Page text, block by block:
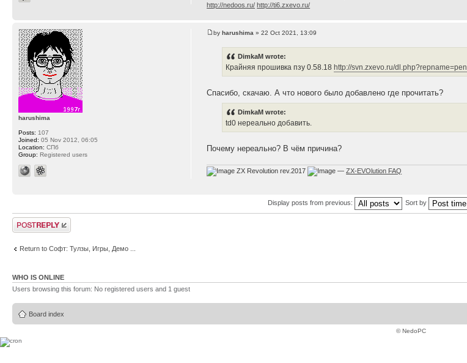
http://nedoos.ru/ http://ti6.zxevo.ru/
byharushima » 22 Oct 2021, 13:09
DimkaM wrote:
Крайняя прошивка пзу 0.58.18 http://svn.zxevo.ru/
Спасибо, скачаю. А что нового было добавлено где прочитать?
DimkaM wrote:
td0 нереально добавить.
Почему нереально? В чём причина?
ZX Revolution rev.2017 —ZX-EVOlution FAQ
harushima
Posts: 107
Joined: 05 Nov 2012, 06:05
Location: СПб
Group: Registered users
Display posts from previous: Sort by
Post a reply
Return to Софт: Тулзы, Игры, Демо ...
WHO IS ONLINE
Users browsing this forum: No registered users and 1 guest
Board index
© NedoPC